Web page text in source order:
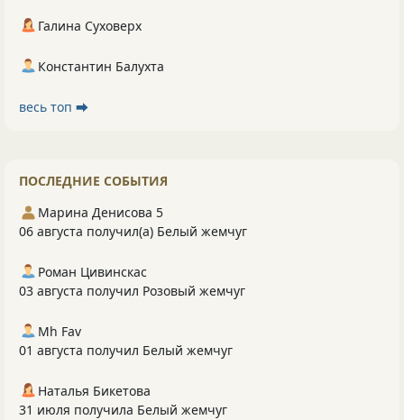
Галина Суховерх
Константин Балухта
весь топ ⮕
ПОСЛЕДНИЕ СОБЫТИЯ
Марина Денисова 5
06 августа получил(а) Белый жемчуг
Роман Цивинскас
03 августа получил Розовый жемчуг
Mh Fav
01 августа получил Белый жемчуг
Наталья Бикетова
31 июля получила Белый жемчуг